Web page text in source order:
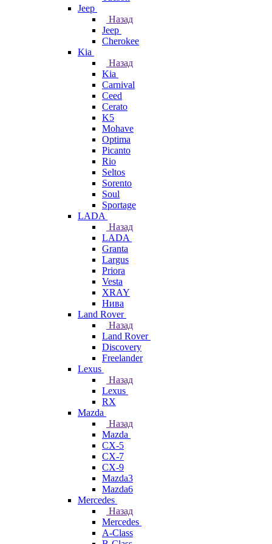
Jeep
Назад
Jeep
Cherokee
Kia
Назад
Kia
Carnival
Ceed
Cerato
K5
Mohave
Optima
Picanto
Rio
Seltos
Sorento
Soul
Sportage
LADA
Назад
LADA
Granta
Largus
Priora
Vesta
XRAY
Нива
Land Rover
Назад
Land Rover
Discovery
Freelander
Lexus
Назад
Lexus
RX
Mazda
Назад
Mazda
CX-5
CX-7
CX-9
Mazda3
Mazda6
Mercedes
Назад
Mercedes
A-Class